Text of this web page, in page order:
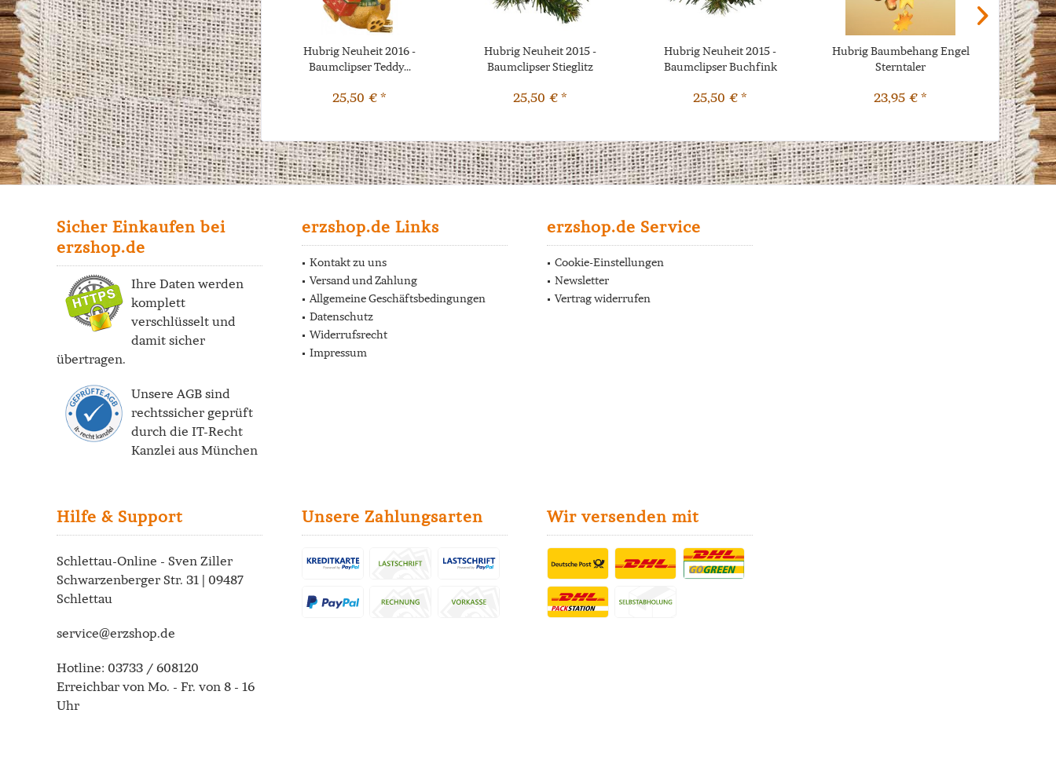
Hubrig Neuheit 2016 -
Baumclipser Teddy...
25,50 € *
Hubrig Neuheit 2015 -
Baumclipser Stieglitz
25,50 € *
Hubrig Neuheit 2015 -
Baumclipser Buchfink
25,50 € *
Hubrig Baumbehang Engel
Sterntaler
23,95 € *
Hubrig
Sicher Einkaufen bei
erzshop.de
Ihre Daten werden
komplett
verschlüsselt und
damit sicher
übertragen.
Unsere AGB sind
rechtssicher geprüft
durch die IT-Recht
Kanzlei aus München
erzshop.de Links
Kontakt zu uns
Versand und Zahlung
Allgemeine Geschäftsbedingungen
Datenschutz
Widerrufsrecht
Impressum
erzshop.de Service
Cookie-Einstellungen
Newsletter
Vertrag widerrufen
Hilfe & Support
Schlettau-Online - Sven Ziller
Schwarzenberger Str. 31 | 09487
Schlettau
service@erzshop.de
Hotline: 03733 / 608120
Erreichbar von Mo. - Fr. von 8 - 16
Uhr
Unsere Zahlungsarten Wir versenden mit